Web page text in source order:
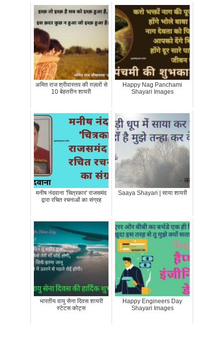
अमित राज श्रीवास्तव की ग़ज़लों से
10 बेहतरीन शायरी
Happy Nag Panchami
Shayari Images
मनीष नंदवाना 'चित्रकार' राजसमंद
द्वारा रचित रचनाओं का संग्रह
Saaya Shayari | साया शायरी
भारतीय वायु सेना दिवस शायरी
स्टेटस कोट्स
Happy Engineers Day
Shayari Images